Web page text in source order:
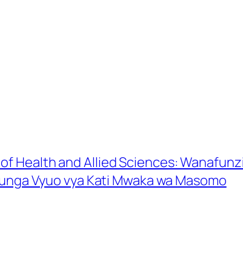
Health and Allied Sciences: Wanafunzi
Vyuo vya Kati Mwaka wa Masomo